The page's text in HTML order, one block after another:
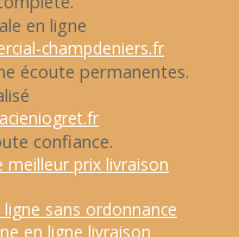
en ligne
champdeniers.fr
écoute permanentes.
confiance.
prix livraison
sans ordonnance
en ligne livraison